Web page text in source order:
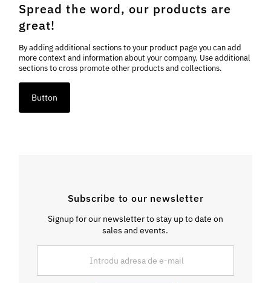
Spread the word, our products are
great!
By adding additional sections to your product page you can add
more context and information about your company. Use additional
sections to cross promote other products and collections.
Button
Subscribe to our newsletter
Signup for our newsletter to stay up to date on
sales and events.
de